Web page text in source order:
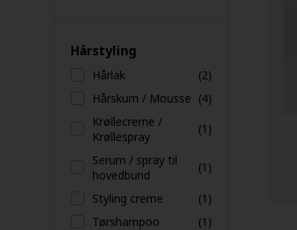
Hårstyling
Hårlak
(2)
Hårskum / Mousse (4)
Krøllecreme /
Krøllespray
(1)
Serum / spray til
hovedbund
(1)
Styling creme
(1)
Tørshampoo
(1)